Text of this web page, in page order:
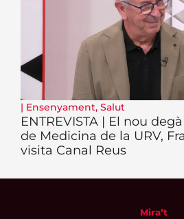
| Ensenyament, Salut
ENTREVISTA | El nou
de Medicina de la URV,
visita Canal Reus
Mira’t